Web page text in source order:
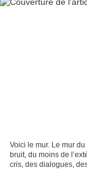
Voici le mur. Le mur
bruit, du moins de
cris, des dialogues,